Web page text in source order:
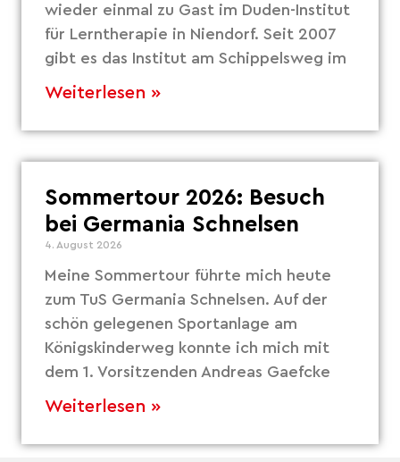
wieder einmal zu Gast im Duden-Institut
für Lerntherapie in Niendorf. Seit 2007
gibt es das Institut am Schippelsweg im
Weiterlesen »
Sommertour 2026: Besuch
bei Germania Schnelsen
4. August 2026
Meine Sommertour führte mich heute
zum TuS Germania Schnelsen. Auf der
schön gelegenen Sportanlage am
Königskinderweg konnte ich mich mit
dem 1. Vorsitzenden Andreas Gaefcke
Weiterlesen »